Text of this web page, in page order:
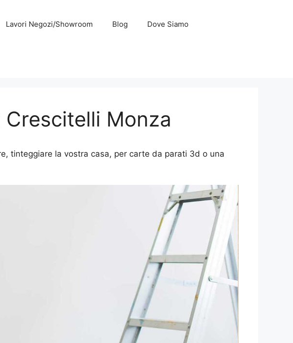
Lavori Negozi/Showroom Blog Dove Siamo
Monza
tinteggiare la vostra casa, per carte da parati 3d o una